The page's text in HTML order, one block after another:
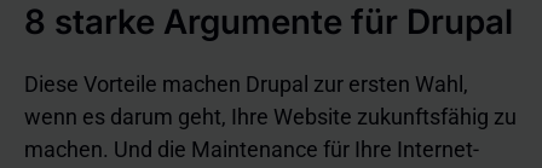
8 starke Argumente für Drupal
Diese Vorteile machen Drupal zur ersten Wahl,
wenn es darum geht, Ihre Website zukunftsfähig zu
machen. Und die Maintenance für Ihre Internet-